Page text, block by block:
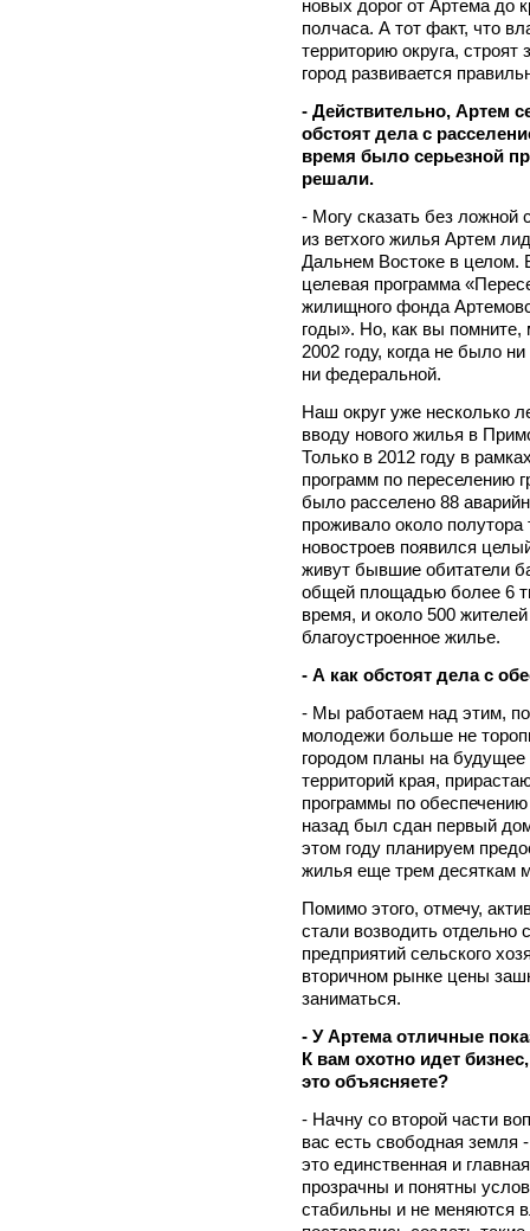
новых дорог от Артема до
полчаса. А тот факт, что
территорию округа,
город развивается
- Действительно, Артем
обстоят дела с
время было серьезной
решали.
- Могу сказать без ложной
из ветхого жилья Артем
Дальнем Востоке в целом.
целевая программа
жилищного фонда
годы». Но, как вы
2002 году, когда не было
ни федеральной.
Наш округ уже несколько
вводу нового жилья в
Только в 2012 году в
программ по переселению
было расселено 88
проживало около
новостроев появился
живут бывшие обитатели
общей площадью более 6
время, и около 500
благоустроенное жилье.
- А как обстоят дела с
- Мы работаем над этим,
молодежи больше не
городом планы на будущее
территорий края,
программы по
назад был сдан первый
этом году планируем
жилья еще трем десяткам
Помимо этого, отмечу,
стали возводить
предприятий сельского
вторичном рынке цены
заниматься.
- У Артема отличные
К вам охотно идет
это объясняете?
- Начну со второй части
вас есть свободная земля
это единственная и
прозрачны и понятны
стабильны и не меняются